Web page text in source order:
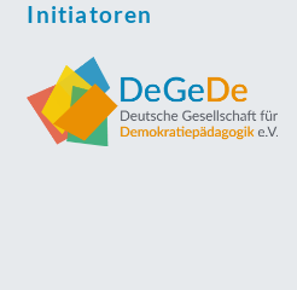
Initiatoren